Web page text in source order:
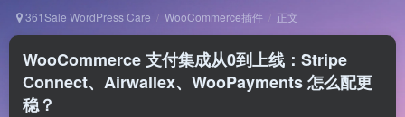
361Sale WordPress Care WooCommerce插件 正文
WooCommerce 支付集成从0到上线：Stripe
Connect、Airwallex、WooPayments 怎么配更
稳？